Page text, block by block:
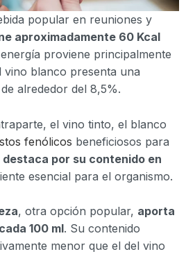
popular en reuniones y
aproximadamente 60 Kcal
proviene principalmente
vino blanco presenta una
alrededor del 8,5%.
el vino tinto, el blanco
fenólicos beneficiosos para
destaca por su contenido en
esencial para el organismo.
, otra opción popular, aporta
100 ml. Su contenido
menor que el del vino